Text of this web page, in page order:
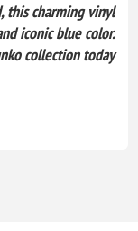
this charming vinyl
iconic blue color.
collection today!